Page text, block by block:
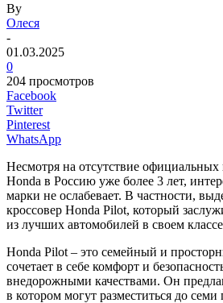
By
Олеся
-
01.03.2025
0
204 просмотров
Facebook
Twitter
Pinterest
WhatsApp
Несмотря на отсутствие официальных
Honda в Россию уже более 3 лет,
марки не ослабевает. В частности,
кроссовер Honda Pilot, который
из лучших автомобилей в своем
Honda Pilot – это семейный и
сочетает в себе комфорт и
внедорожными качествами. Он
в котором могут разместиться до семи